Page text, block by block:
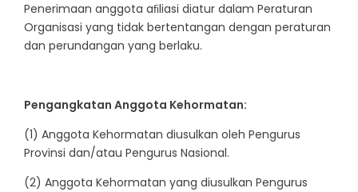
Penerimaan anggota aﬁliasi diatur dalam Peraturan
Organisasi yang tidak bertentangan dengan peraturan
dan perundangan yang berlaku.
Pengangkatan Anggota Kehormatan:
(1) Anggota Kehormatan diusulkan oleh Pengurus
Provinsi dan/atau Pengurus Nasional.
(2) Anggota Kehormatan yang diusulkan Pengurus